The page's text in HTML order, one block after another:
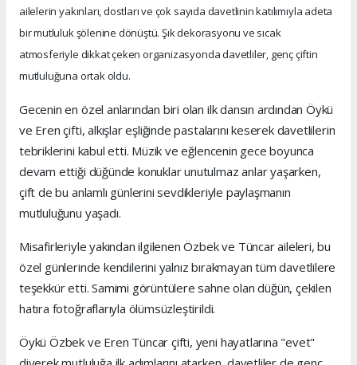
ailelerin yakınları, dostları ve çok sayıda davetlinin katılımıyla adeta
bir mutluluk şölenine dönüştü. Şık dekorasyonu ve sıcak
atmosferiyle dikkat çeken organizasyonda davetliler, genç çiftin
mutluluğuna ortak oldu.
Gecenin en özel anlarından biri olan ilk dansın ardından Öykü
ve Eren çifti, alkışlar eşliğinde pastalarını keserek davetlilerin
tebriklerini kabul etti. Müzik ve eğlencenin gece boyunca
devam ettiği düğünde konuklar unutulmaz anlar yaşarken,
çift de bu anlamlı günlerini sevdikleriyle paylaşmanın
mutluluğunu yaşadı.
Misafirleriyle yakından ilgilenen Özbek ve Tüncar aileleri, bu
özel günlerinde kendilerini yalnız bırakmayan tüm davetlilere
teşekkür etti. Samimi görüntülere sahne olan düğün, çekilen
hatıra fotoğraflarıyla ölümsüzleştirildi.
Öykü Özbek ve Eren Tüncar çifti, yeni hayatlarına "evet"